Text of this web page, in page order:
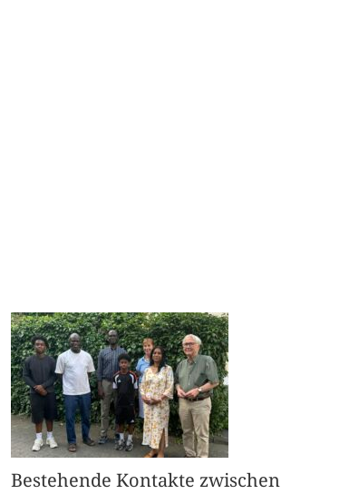
Bestehende Kontakte zwischen